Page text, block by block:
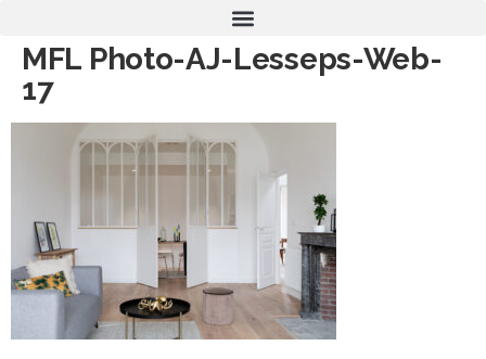
MFL Photo-AJ-Lesseps-Web-
17